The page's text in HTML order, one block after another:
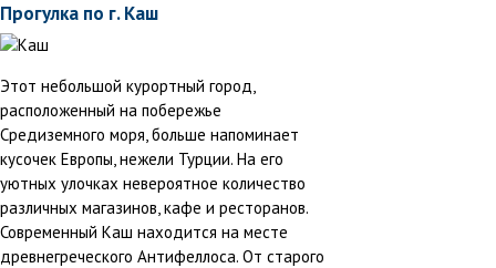
Прогулка по г. Каш
Этот небольшой курортный город,
расположенный на побережье
Средиземного моря, больше напоминает
кусочек Европы, нежели Турции. На его
уютных улочках невероятное количество
различных магазинов, кафе и ресторанов.
Современный Каш находится на месте
древнегреческого Антифеллоса. От старого